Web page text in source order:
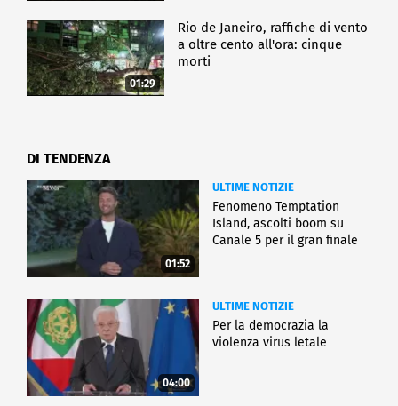
01:29
Rio de Janeiro, raffiche di vento
a oltre cento all'ora: cinque
morti
DI TENDENZA
01:52
ULTIME NOTIZIE
Fenomeno Temptation
Island, ascolti boom su
Canale 5 per il gran finale
04:00
ULTIME NOTIZIE
Per la democrazia la
violenza virus letale